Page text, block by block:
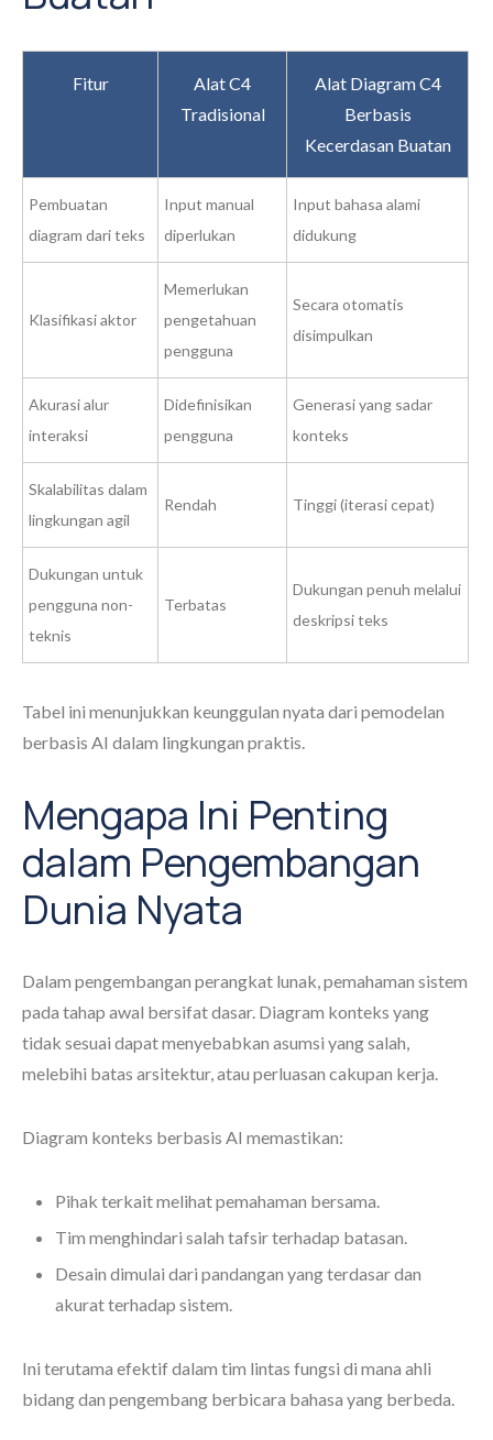
Fitur
Alat C4
Tradisional
Alat Diagram C4
Berbasis
Kecerdasan Buatan
Pembuatan
diagram dari teks
Input manual
diperlukan
Input bahasa alami
didukung
Klasifikasi aktor
Memerlukan
pengetahuan
pengguna
Secara otomatis
disimpulkan
Akurasi alur
interaksi
Didefinisikan
pengguna
Generasi yang sadar
konteks
Skalabilitas dalam
lingkungan agil
Rendah Tinggi (iterasi cepat)
Dukungan untuk
pengguna non-
teknis
Terbatas
Dukungan penuh melalui
deskripsi teks
Tabel ini menunjukkan keunggulan nyata dari pemodelan
berbasis AI dalam lingkungan praktis.
Mengapa Ini Penting
dalam Pengembangan
Dunia Nyata
Dalam pengembangan perangkat lunak, pemahaman sistem
pada tahap awal bersifat dasar. Diagram konteks yang
tidak sesuai dapat menyebabkan asumsi yang salah,
melebihi batas arsitektur, atau perluasan cakupan kerja.
Diagram konteks berbasis AI memastikan:
Pihak terkait melihat pemahaman bersama.
Tim menghindari salah tafsir terhadap batasan.
Desain dimulai dari pandangan yang terdasar dan
akurat terhadap sistem.
Ini terutama efektif dalam tim lintas fungsi di mana ahli
bidang dan pengembang berbicara bahasa yang berbeda.